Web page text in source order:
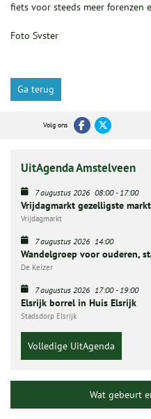
fiets voor steeds meer forenzen
Foto Svster
Ga terug
Volg ons
UitAgenda Amstelveen
7 augustus 2026 08:00-17:00
Vrijdagmarkt gezelligste
Vrijdagmarkt
7 augustus 2026 14:00
Wandelgroep voor ouderen,
De Keizer
7 augustus 2026 17:00-19:00
Elsrijk borrel in Huis Elsrijk
Stadsdorp Elsrijk
Volledige UitAgenda
Wat gebeurt